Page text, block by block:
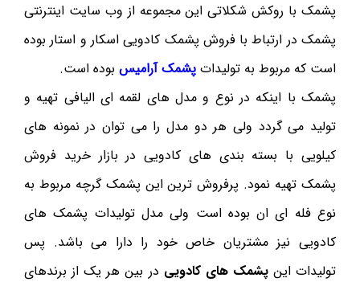
پشمک با روکش شکلاتی این مجموعه از وب سایت اینترنتی
پشمک در ارتباط با فروش پشمک کادویی اسکار و استار بوده
است که مربوط به تولیدات پشمک آرامیس بوده است.
پشمک با اینکه در نوع و مدل های لقمه ای الیافی تهیه و
تولید می گردد ولی هر دو مدل را می توان در نمونه های
کیلویی با بسته بندی های کادویی در بازار خرید فروش
پشمک تهیه نمود. پرفروش ترین این پشمک گرچه مربوط به
نوع فله ای ان بوده است ولی مدل تولیدات پشمک های
کادویی نیز مشتریان خاص خود را دارا می باشد. پس
تولیدات اینپشمک های کادویی در بین هر یک از برندهای